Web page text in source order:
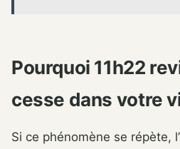
Pourquoi 11h22
cesse dans votre
Si ce phénomène se répète,